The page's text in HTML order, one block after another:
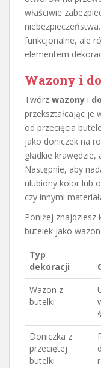
właściwie
funkcjonalne, ale
elementem
Wazony i
Twórz wazony i
przekształcając je
od przecięcia
jako doniczek na
gładkie
Następnie, aby
ulubiony kolor lub
czy innymi
Poniżej znajdziesz
butelek jako
Typ
dekoracji
Wazon z
butelki
Doniczka z
przeciętej
butelki